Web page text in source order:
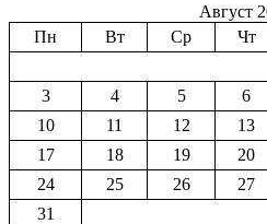
Август
Пн
Вт Ср Чт
3
4 5 6
10
11 12 13
17
18 19 20
24
25 26 27
31